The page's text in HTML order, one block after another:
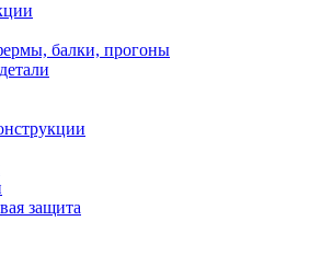
балки, прогоны
защита